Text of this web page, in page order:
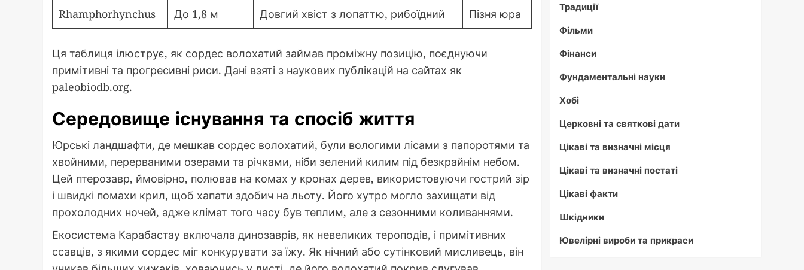
Rhamphorhynchus До 1,8 м Довгий хвіст з лопаттю, рибоїдний Пізня юра
Ця таблиця ілюструє, як сордес волохатий займав проміжну позицію, поєднуючи
примітивні та прогресивні риси. Дані взяті з наукових публікацій на сайтах як
paleobiodb.org.
Середовище існування та спосіб життя
Юрські ландшафти, де мешкав сордес волохатий, були вологими лісами з папоротями та
хвойними, перерваними озерами та річками, ніби зелений килим під безкрайнім небом.
Цей птерозавр, ймовірно, полював на комах у кронах дерев, використовуючи гострий зір
і швидкі помахи крил, щоб хапати здобич на льоту. Його хутро могло захищати від
прохолодних ночей, адже клімат того часу був теплим, але з сезонними коливаннями.
Екосистема Карабастау включала динозаврів, як невеликих тероподів, і примітивних
ссавців, з якими сордес міг конкурувати за їжу. Як нічний або сутінковий мисливець, він
Традиції
Фільми
Фінанси
Фундаментальні науки
Хобі
Церковні та святкові дати
Цікаві та визначні місця
Цікаві та визначні постаті
Цікаві факти
Шкідники
Ювелірні вироби та прикраси